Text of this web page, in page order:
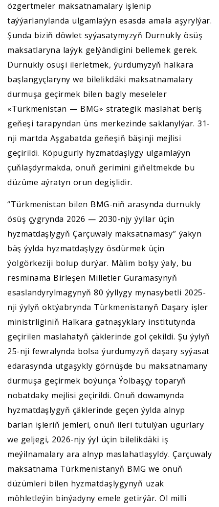
özgertmeler maksatnamalary işlenip
taýýarlanylanda ulgamlaýyn esasda amala aşyrylýar.
Şunda biziň döwlet syýasatymyzyň Durnukly ösüş
maksatlaryna laýyk gelýändigini bellemek gerek.
Durnukly ösüşi ilerletmek, ýurdumyzyň halkara
başlangyçlaryny we bilelikdäki maksatnamalary
durmuşa geçirmek bilen bagly meseleler
«Türkmenistan — BMG» strategik maslahat beriş
geňeşi tarapyndan üns merkezinde saklanylýar. 31-
nji martda Aşgabatda geňeşiň bäşinji mejlisi
geçirildi. Köpugurly hyzmatdaşlygy ulgamlaýyn
çuňlaşdyrmakda, onuň gerimini giňeltmekde bu
düzüme aýratyn orun degişlidir.
“Türkmenistan bilen BMG-niň arasynda durnukly
ösüş çygrynda 2026 — 2030-njy ýyllar üçin
hyzmatdaşlygyň Çarçuwaly maksatnamasy” ýakyn
bäş ýylda hyzmatdaşlygy ösdürmek üçin
ýolgörkeziji bolup durýar. Mälim bolşy ýaly, bu
resminama Birleşen Milletler Guramasynyň
esaslandyrylmagynyň 80 ýyllygy mynasybetli 2025-
nji ýylyň oktýabrynda Türkmenistanyň Daşary işler
ministrliginiň Halkara gatnaşyklary institutynda
geçirilen maslahatyň çäklerinde gol çekildi. Şu ýylyň
25-nji fewralynda bolsa ýurdumyzyň daşary syýasat
edarasynda utgaşykly görnüşde bu maksatnamany
durmuşa geçirmek boýunça Ýolbaşçy toparyň
nobatdaky mejlisi geçirildi. Onuň dowamynda
hyzmatdaşlygyň çäklerinde geçen ýylda alnyp
barlan işleriň jemleri, onuň ileri tutulýan ugurlary
we geljegi, 2026-njy ýyl üçin bilelikdäki iş
meýilnamalary ara alnyp maslahatlaşyldy. Çarçuwaly
maksatnama Türkmenistanyň BMG we onuň
düzümleri bilen hyzmatdaşlygynyň uzak
möhletleýin binýadyny emele getirýär. Ol milli